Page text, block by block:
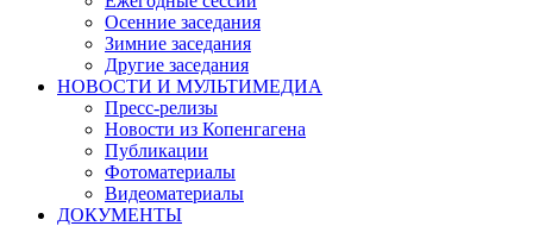
Осенние заседания
Зимние заседания
Другие заседания
НОВОСТИ И МУЛЬТИМЕДИА
Пресс-релизы
Новости из Копенгагена
Публикации
Фотоматериалы
Видеоматериалы
ДОКУМЕНТЫ